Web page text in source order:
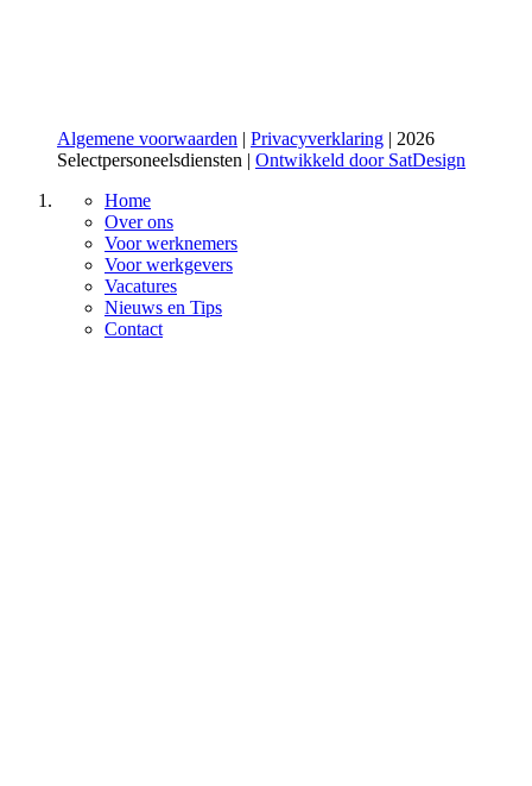
Algemene voorwaarden | Privacyverklaring | 2026
Selectpersoneelsdiensten | Ontwikkeld door SatDesign
Home
Over ons
Voor werknemers
Voor werkgevers
Vacatures
Nieuws en Tips
Contact